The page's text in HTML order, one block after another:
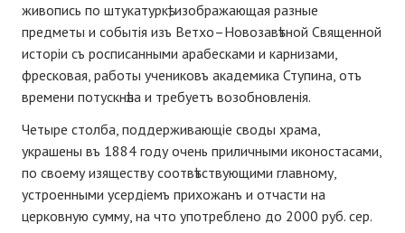
живопись по штукатуркѣ, изображающая разные
предметы и событія изъ Ветхо–Новозавѣтной Священной
исторіи съ росписанными арабесками и карнизами,
фресковая, работы учениковъ академика Ступина, отъ
времени потускнѣла и требуетъ возобновленія.
Четыре столба, поддерживающіе своды храма,
украшены въ 1884 году очень приличными иконостасами,
по своему изяществу соотвѣтствующими главному,
устроенными усердіемъ прихожанъ и отчасти на
церковную сумму, на что употреблено до 2000 руб. сер.